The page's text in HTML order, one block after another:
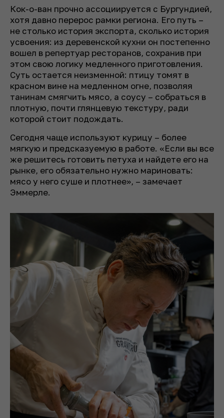
Кок-о-ван прочно ассоциируется с Бургундией,
хотя давно перерос рамки региона. Его путь –
не столько история экспорта, сколько история
усвоения: из деревенской кухни он постепенно
вошел в репертуар ресторанов, сохранив при
этом свою логику медленного приготовления.
Суть остается неизменной: птицу томят в
красном вине на медленном огне, позволяя
танинам смягчить мясо, а соусу – собраться в
плотную, почти глянцевую текстуру, ради
которой стоит подождать.
Сегодня чаще используют курицу – более
мягкую и предсказуемую в работе. «Если вы все
же решитесь готовить петуха и найдете его на
рынке, его обязательно нужно мариновать:
мясо у него суше и плотнее», – замечает
Эммерле.